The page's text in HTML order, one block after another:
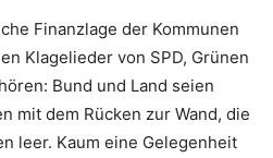
Finanzlage der Kommunen
Klagelieder von SPD, Grünen
Bund und Land seien
mit dem Rücken zur Wand, die
leer. Kaum eine Gelegenheit